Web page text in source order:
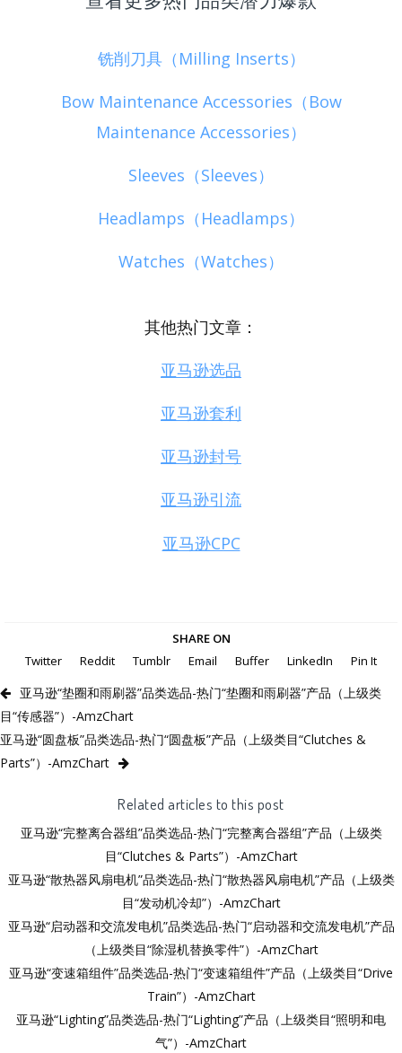
铣削刀具（Milling Inserts）
Bow Maintenance Accessories（Bow
Maintenance Accessories）
Sleeves（Sleeves）
Headlamps（Headlamps）
Watches（Watches）
其他热门文章：
亚马逊选品
亚马逊套利
亚马逊封号
亚马逊引流
亚马逊CPC
SHARE ON
Twitter
Reddit Tumblr Email Buffer LinkedIn Pin It
亚马逊“垫圈和雨刷器”品类选品-热门“垫圈和雨刷器”产品（上级类
目“传感器”）-AmzChart
亚马逊“圆盘板”品类选品-热门“圆盘板”产品（上级类目“Clutches &
Parts”）-AmzChart
Related articles to this post
亚马逊“完整离合器组”品类选品-热门“完整离合器组”产品（上级类
目“Clutches & Parts”）-AmzChart
亚马逊“散热器风扇电机”品类选品-热门“散热器风扇电机”产品（上级类
目“发动机冷却”）-AmzChart
亚马逊“启动器和交流发电机”品类选品-热门“启动器和交流发电机”产品
（上级类目“除湿机替换零件”）-AmzChart
亚马逊“变速箱组件”品类选品-热门“变速箱组件”产品（上级类目“Drive
Train”）-AmzChart
亚马逊“Lighting”品类选品-热门“Lighting”产品（上级类目“照明和电
气”）-AmzChart